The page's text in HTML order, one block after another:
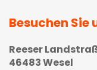
Besuchen
Reeser
46483 Wesel